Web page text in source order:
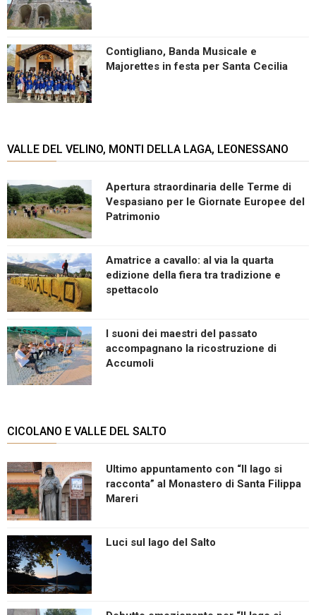
Contigliano, Banda Musicale e
Majorettes in festa per Santa Cecilia
VALLE DEL VELINO, MONTI DELLA LAGA, LEONESSANO
Apertura straordinaria delle Terme di
Vespasiano per le Giornate Europee del
Patrimonio
Amatrice a cavallo: al via la quarta
edizione della fiera tra tradizione e
spettacolo
I suoni dei maestri del passato
accompagnano la ricostruzione di
Accumoli
CICOLANO E VALLE DEL SALTO
Ultimo appuntamento con “Il lago si
racconta” al Monastero di Santa Filippa
Mareri
Luci sul lago del Salto